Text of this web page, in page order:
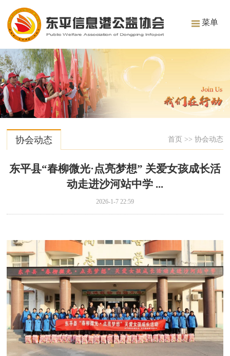
菜单
协会动态 首页 >> 协会动态
东平县“春柳微光·点亮梦想” 关爱女孩成长活
动走进沙河站中学 ...
2026-1-7 22:59